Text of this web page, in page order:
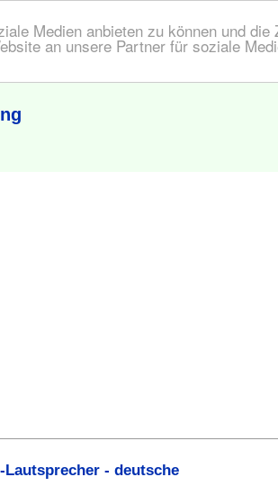
Medien anbieten zu können und die
an unsere Partner für soziale
- deutsche